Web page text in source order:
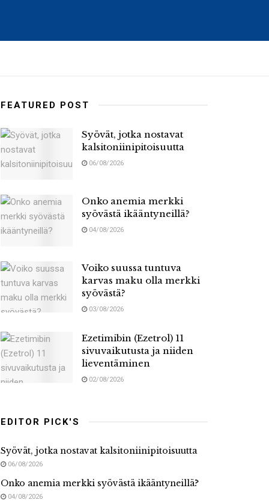
FEATURED POST
Syövät, jotka nostavat
kalsitoniinipitoisuutta
06/08/2026
Onko anemia merkki
syövästä ikääntyneillä?
04/08/2026
Voiko suussa tuntuva
karvas maku olla merkki
syövästä?
03/08/2026
Ezetimibin (Ezetrol) 11
sivuvaikutusta ja niiden
lieventäminen
02/08/2026
EDITOR PICK'S
Syövät, jotka nostavat kalsitoniinipitoisuutta
06/08/2026
Onko anemia merkki syövästä ikääntyneillä?
04/08/2026